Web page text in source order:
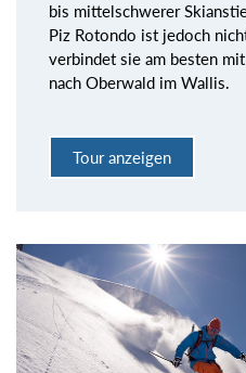
bis mittelschwerer
Piz Rotondo ist jedoch
verbindet sie am besten
nach Oberwald im Wallis.
Tour anzeigen